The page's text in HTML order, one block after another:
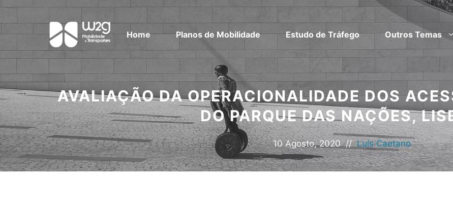
Home Planos de Mobilidade Estudo de Tráfego Outros Temas
AVALIAÇÃO DA OPERACIONALIDADE DOS
DO PARQUE DAS NAÇÕES,
10 Agosto, 2020 // Luís Caetano